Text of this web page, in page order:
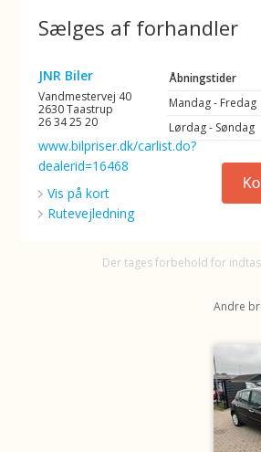
Sælges af forhandler
JNR Biler
Vandmestervej 40
2630 Taastrup
26 34 25 20
www.bilpriser.dk/carlist.do?
dealerid=16468
Vis på kort
Rutevejledning
Åbningstider
Mandag - Fredag
Lørdag - Søndag
Der tages forbehold for
Andre